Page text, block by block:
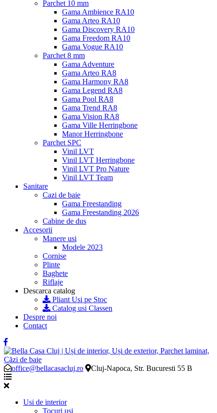
Parchet 10 mm
Gama Ambience RA10
Gama Arteo RA10
Gama Discovery RA10
Gama Freedom RA10
Gama Vogue RA10
Parchet 8 mm
Gama Adventure
Gama Arteo RA8
Gama Harmony RA8
Gama Legend RA8
Gama Pool RA8
Gama Trend RA8
Gama Vision RA8
Gama Ville Herringbone
Manor Herringbone
Parchet SPC
Vinil LVT
Vinil LVT Herringbone
Vinil LVT Pro Nature
Vinil LVT Team
Sanitare
Cazi de baie
Gama Freestanding
Gama Freestanding 2026
Cabine de dus
Accesorii
Manere usi
Modele 2023
Cornise
Plinte
Baghete
Riflaje
Descarca catalog
Pliant Usi pe Stoc
Catalog usi Classen
Despre noi
Contact
office@bellacasacluj.ro Cluj-Napoca, Str. Bucuresti 55 B
Usi de interior
Tocuri usi